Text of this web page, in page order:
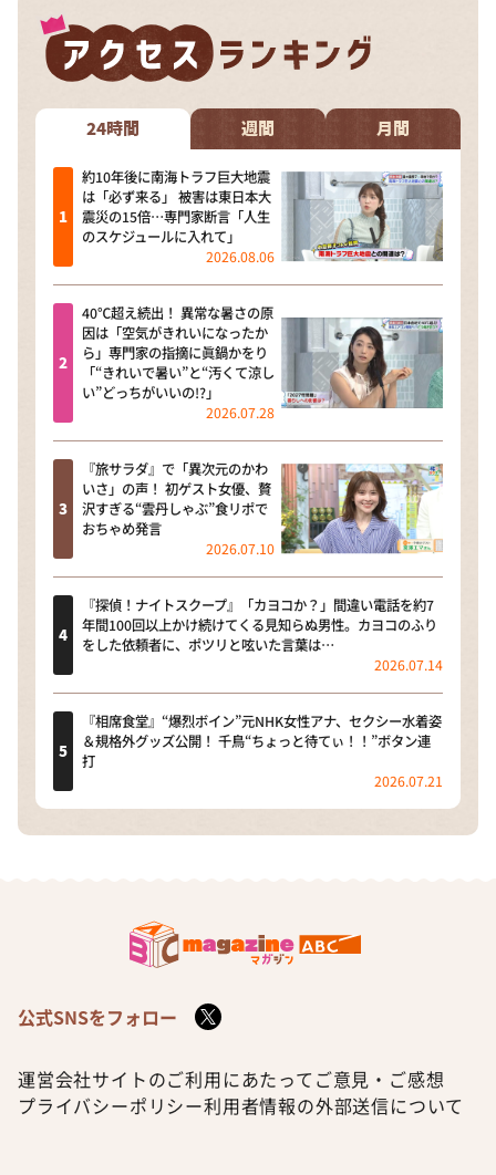
24時間 週間 月間
約10年後に南海トラフ巨大地震
は「必ず来る」 被害は東日本大
震災の15倍…専門家断言「人生
のスケジュールに入れて」
2026.08.06
40℃超え続出！ 異常な暑さの原
因は「空気がきれいになったか
ら」専門家の指摘に眞鍋かをり
「“きれいで暑い”と“汚くて涼し
い”どっちがいいの!?」
2026.07.28
『旅サラダ』で「異次元のかわ
いさ」の声！ 初ゲスト女優、贅
沢すぎる“雲丹しゃぶ”食リポで
おちゃめ発言
2026.07.10
『探偵！ナイトスクープ』「カヨコか？」間違い電話を約7
年間100回以上かけ続けてくる見知らぬ男性。カヨコのふり
をした依頼者に、ポツリと呟いた言葉は…
2026.07.14
『相席食堂』“爆烈ボイン”元NHK女性アナ、セクシー水着姿
＆規格外グッズ公開！ 千鳥“ちょっと待てぃ！！”ボタン連
打
2026.07.21
公式SNSをフォロー
運営会社サイトのご利用にあたって ご意見・ご感想
プライバシーポリシー利用者情報の外部送信について